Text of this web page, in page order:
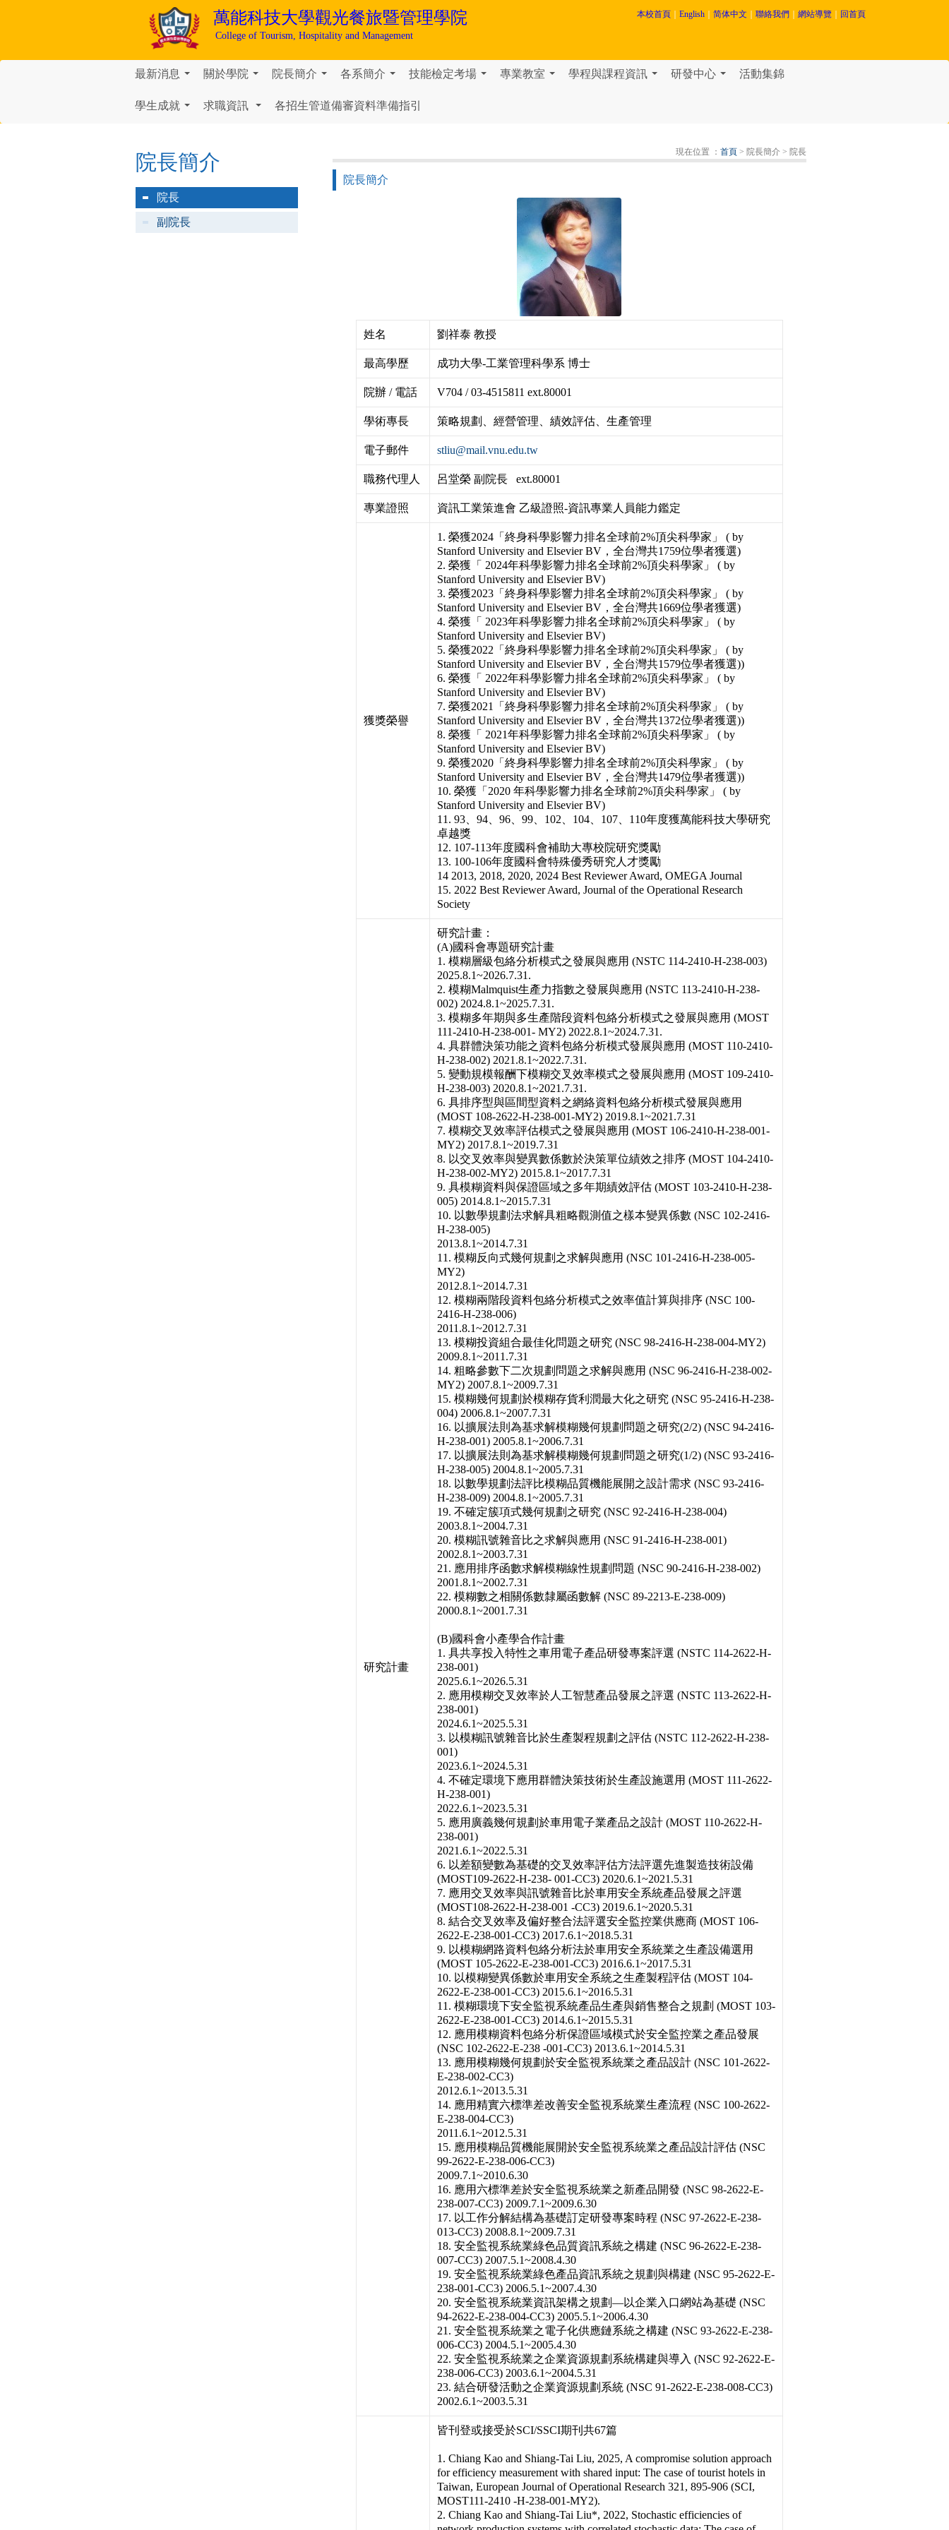
萬能科技大學觀光餐旅暨管理學院
College of Tourism, Hospitality and Management
本校首頁 English 简体中文 聯絡我們 網站導覽 回首頁
最新消息 關於學院 院長簡介 各系簡介 技能檢定考場 專業教室 學程與課程資訊 研發中心 活動集錦
學生成就 求職資訊 各招生管道備審資料準備指引
院長簡介
院長
副院長
現在位置 ： 首頁 > 院長簡介 > 院長
院長簡介
姓名 劉祥泰 教授
最高學歷 成功大學-工業管理科學系 博士
院辦/ 電話 V704 / 03-4515811 ext.80001
學術專長 策略規劃、經營管理、績效評估、生產管理
電子郵件 stliu@mail.vnu.edu.tw
職務代理人 呂堂榮 副院長 ext.80001
專業證照 資訊工業策進會 乙級證照-資訊專業人員能力鑑定
獲獎榮譽
1. 榮獲2024「終身科學影響力排名全球前2%頂尖科學家」 ( by
Stanford University and Elsevier BV，全台灣共1759位學者獲選)
2. 榮獲「 2024年科學影響力排名全球前2%頂尖科學家」 ( by
Stanford University and Elsevier BV)
3. 榮獲2023「終身科學影響力排名全球前2%頂尖科學家」 ( by
Stanford University and Elsevier BV，全台灣共1669位學者獲選)
4. 榮獲「 2023年科學影響力排名全球前2%頂尖科學家」 ( by
Stanford University and Elsevier BV)
5. 榮獲2022「終身科學影響力排名全球前2%頂尖科學家」 ( by
Stanford University and Elsevier BV，全台灣共1579位學者獲選))
6. 榮獲「 2022年科學影響力排名全球前2%頂尖科學家」 ( by
Stanford University and Elsevier BV)
7. 榮獲2021「終身科學影響力排名全球前2%頂尖科學家」 ( by
Stanford University and Elsevier BV，全台灣共1372位學者獲選))
8. 榮獲「 2021年科學影響力排名全球前2%頂尖科學家」 ( by
Stanford University and Elsevier BV)
9. 榮獲2020「終身科學影響力排名全球前2%頂尖科學家」 ( by
Stanford University and Elsevier BV，全台灣共1479位學者獲選))
10. 榮獲「2020 年科學影響力排名全球前2%頂尖科學家」 ( by
Stanford University and Elsevier BV)
11. 93、94、96、99、102、104、107、110年度獲萬能科技大學研究
卓越獎
12. 107-113年度國科會補助大專校院研究獎勵
13. 100-106年度國科會特殊優秀研究人才獎勵
14 2013, 2018, 2020, 2024 Best Reviewer Award, OMEGA Journal
15. 2022 Best Reviewer Award, Journal of the Operational Research
Society
研究計畫
研究計畫：
(A)國科會專題研究計畫
1. 模糊層級包絡分析模式之發展與應用 (NSTC 114-2410-H-238-003)
2025.8.1~2026.7.31.
2. 模糊Malmquist生產力指數之發展與應用 (NSTC 113-2410-H-238-
002) 2024.8.1~2025.7.31.
3. 模糊多年期與多生產階段資料包絡分析模式之發展與應用 (MOST
111-2410-H-238-001- MY2) 2022.8.1~2024.7.31.
4. 具群體決策功能之資料包絡分析模式發展與應用 (MOST 110-2410-
H-238-002) 2021.8.1~2022.7.31.
5. 變動規模報酬下模糊交叉效率模式之發展與應用 (MOST 109-2410-
H-238-003) 2020.8.1~2021.7.31.
6. 具排序型與區間型資料之網絡資料包絡分析模式發展與應用
(MOST 108-2622-H-238-001-MY2) 2019.8.1~2021.7.31
7. 模糊交叉效率評估模式之發展與應用 (MOST 106-2410-H-238-001-
MY2) 2017.8.1~2019.7.31
8. 以交叉效率與變異數係數於決策單位績效之排序 (MOST 104-2410-
H-238-002-MY2) 2015.8.1~2017.7.31
9. 具模糊資料與保證區域之多年期績效評估 (MOST 103-2410-H-238-
005) 2014.8.1~2015.7.31
10. 以數學規劃法求解具粗略觀測值之樣本變異係數 (NSC 102-2416-
H-238-005)
2013.8.1~2014.7.31
11. 模糊反向式幾何規劃之求解與應用 (NSC 101-2416-H-238-005-
MY2)
2012.8.1~2014.7.31
12. 模糊兩階段資料包絡分析模式之效率值計算與排序 (NSC 100-
2416-H-238-006)
2011.8.1~2012.7.31
13. 模糊投資組合最佳化問題之研究 (NSC 98-2416-H-238-004-MY2)
2009.8.1~2011.7.31
14. 粗略參數下二次規劃問題之求解與應用 (NSC 96-2416-H-238-002-
MY2) 2007.8.1~2009.7.31
15. 模糊幾何規劃於模糊存貨利潤最大化之研究 (NSC 95-2416-H-238-
004) 2006.8.1~2007.7.31
16. 以擴展法則為基求解模糊幾何規劃問題之研究(2/2) (NSC 94-2416-
H-238-001) 2005.8.1~2006.7.31
17. 以擴展法則為基求解模糊幾何規劃問題之研究(1/2) (NSC 93-2416-
H-238-005) 2004.8.1~2005.7.31
18. 以數學規劃法評比模糊品質機能展開之設計需求 (NSC 93-2416-
H-238-009) 2004.8.1~2005.7.31
19. 不確定簇項式幾何規劃之研究 (NSC 92-2416-H-238-004)
2003.8.1~2004.7.31
20. 模糊訊號雜音比之求解與應用 (NSC 91-2416-H-238-001)
2002.8.1~2003.7.31
21. 應用排序函數求解模糊線性規劃問題 (NSC 90-2416-H-238-002)
2001.8.1~2002.7.31
22. 模糊數之相關係數隸屬函數解 (NSC 89-2213-E-238-009)
2000.8.1~2001.7.31
(B)國科會小產學合作計畫
1. 具共享投入特性之車用電子產品研發專案評選 (NSTC 114-2622-H-
238-001)
2025.6.1~2026.5.31
2. 應用模糊交叉效率於人工智慧產品發展之評選 (NSTC 113-2622-H-
238-001)
2024.6.1~2025.5.31
3. 以模糊訊號雜音比於生產製程規劃之評估 (NSTC 112-2622-H-238-
001)
2023.6.1~2024.5.31
4. 不確定環境下應用群體決策技術於生產設施選用 (MOST 111-2622-
H-238-001)
2022.6.1~2023.5.31
5. 應用廣義幾何規劃於車用電子業產品之設計 (MOST 110-2622-H-
238-001)
2021.6.1~2022.5.31
6. 以差額變數為基礎的交叉效率評估方法評選先進製造技術設備
(MOST109-2622-H-238- 001-CC3) 2020.6.1~2021.5.31
7. 應用交叉效率與訊號雜音比於車用安全系統產品發展之評選
(MOST108-2622-H-238-001 -CC3) 2019.6.1~2020.5.31
8. 結合交叉效率及偏好整合法評選安全監控業供應商 (MOST 106-
2622-E-238-001-CC3) 2017.6.1~2018.5.31
9. 以模糊網路資料包絡分析法於車用安全系統業之生產設備選用
(MOST 105-2622-E-238-001-CC3) 2016.6.1~2017.5.31
10. 以模糊變異係數於車用安全系統之生產製程評估 (MOST 104-
2622-E-238-001-CC3) 2015.6.1~2016.5.31
11. 模糊環境下安全監視系統產品生產與銷售整合之規劃 (MOST 103-
2622-E-238-001-CC3) 2014.6.1~2015.5.31
12. 應用模糊資料包絡分析保證區域模式於安全監控業之產品發展
(NSC 102-2622-E-238 -001-CC3) 2013.6.1~2014.5.31
13. 應用模糊幾何規劃於安全監視系統業之產品設計 (NSC 101-2622-
E-238-002-CC3)
2012.6.1~2013.5.31
14. 應用精實六標準差改善安全監視系統業生產流程 (NSC 100-2622-
E-238-004-CC3)
2011.6.1~2012.5.31
15. 應用模糊品質機能展開於安全監視系統業之產品設計評估 (NSC
99-2622-E-238-006-CC3)
2009.7.1~2010.6.30
16. 應用六標準差於安全監視系統業之新產品開發 (NSC 98-2622-E-
238-007-CC3) 2009.7.1~2009.6.30
17. 以工作分解結構為基礎訂定研發專案時程 (NSC 97-2622-E-238-
013-CC3) 2008.8.1~2009.7.31
18. 安全監視系統業綠色品質資訊系統之構建 (NSC 96-2622-E-238-
007-CC3) 2007.5.1~2008.4.30
19. 安全監視系統業綠色產品資訊系統之規劃與構建 (NSC 95-2622-E-
238-001-CC3) 2006.5.1~2007.4.30
20. 安全監視系統業資訊架構之規劃—以企業入口網站為基礎 (NSC
94-2622-E-238-004-CC3) 2005.5.1~2006.4.30
21. 安全監視系統業之電子化供應鏈系統之構建 (NSC 93-2622-E-238-
006-CC3) 2004.5.1~2005.4.30
22. 安全監視系統業之企業資源規劃系統構建與導入 (NSC 92-2622-E-
238-006-CC3) 2003.6.1~2004.5.31
23. 結合研發活動之企業資源規劃系統 (NSC 91-2622-E-238-008-CC3)
2002.6.1~2003.5.31
皆刊登或接受於SCI/SSCI期刊共67篇
1. Chiang Kao and Shiang-Tai Liu, 2025, A compromise solution approach
for efficiency measurement with shared input: The case of tourist hotels in
Taiwan, European Journal of Operational Research 321, 895-906 (SCI,
MOST111-2410 -H-238-001-MY2).
2. Chiang Kao and Shiang-Tai Liu*, 2022, Stochastic efficiencies of